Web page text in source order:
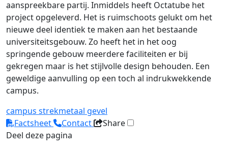
aanspreekbare partij. Inmiddels heeft Octatube het
project opgeleverd. Het is ruimschoots gelukt om het
nieuwe deel identiek te maken aan het bestaande
universiteitsgebouw. Zo heeft het in het oog
springende gebouw meerdere faciliteiten er bij
gekregen maar is het stijlvolle design behouden. Een
geweldige aanvulling op een toch al indrukwekkende
campus.
campus strekmetaal gevel
Factsheet
Contact
Share
Deel deze pagina